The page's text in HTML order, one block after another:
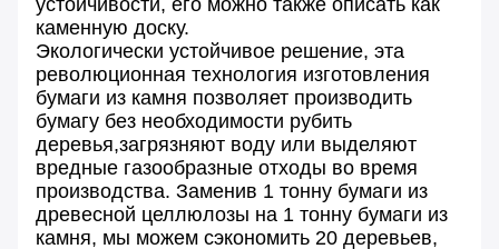
устойчивости, его можно также описать как
каменную доску.
Экологически устойчивое решение, эта
революционная технология изготовления
бумаги из камня позволяет производить
бумагу без необходимости рубить
деревья,загрязняют воду или выделяют
вредные газообразные отходы во время
производства. Заменив 1 тонну бумаги из
древесной целлюлозы на 1 тонну бумаги из
камня, мы можем сэкономить 20 деревьев,